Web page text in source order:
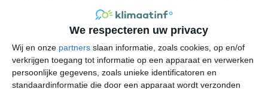
We respecteren uw privacy
Wij en onze partners slaan informatie, zoals cookies, op en/of
verkrijgen toegang tot informatie op een apparaat en verwerken
persoonlijke gegevens, zoals unieke identificatoren en
standaardinformatie die door een apparaat wordt verzonden
uitgebreide weersvoorspelling voor Pattensen.
18°C